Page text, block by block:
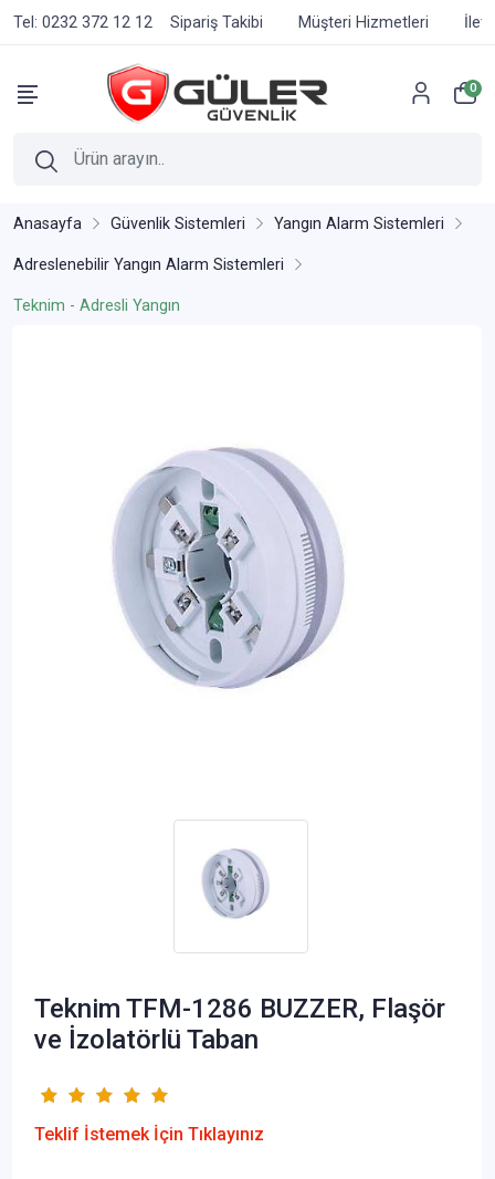
Tel: 0232 372 12 12 Sipariş Takibi Müşteri Hizmetleri
0
Anasayfa Güvenlik Sistemleri Yangın Alarm Sistemleri
Adreslenebilir Yangın Alarm Sistemleri
Teknim - Adresli Yangın
Teknim TFM-1286 BUZZER, Flaşör
ve İzolatörlü Taban
Teklif İstemek İçin Tıklayınız